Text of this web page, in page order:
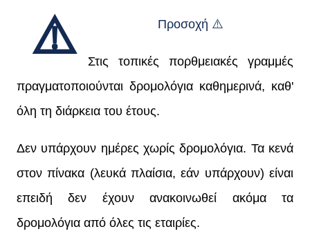
⚠️ Προσοχή ⚠️
Στις τοπικές πορθμειακές γραμμές
πραγματοποιούνται δρομολόγια καθημερινά, καθ'
όλη τη διάρκεια του έτους.
Δεν υπάρχουν ημέρες χωρίς δρομολόγια. Τα κενά
στον πίνακα (λευκά πλαίσια, εάν υπάρχουν) είναι
επειδή δεν έχουν ανακοινωθεί ακόμα τα
δρομολόγια από όλες τις εταιρίες.